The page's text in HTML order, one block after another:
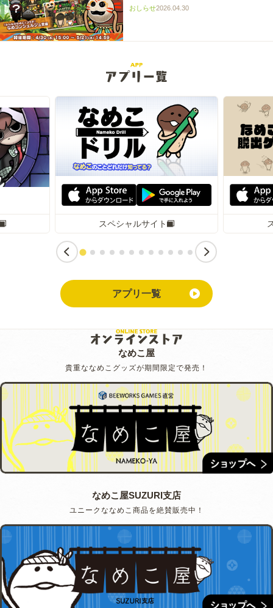
おしらせ2026.04.30
スペシャルサイト
アプリ一覧
なめこ屋
貴重ななめこグッズが期間限定で発売！
なめこ屋SUZURI支店
ユニークななめこ商品を絶賛販売中！